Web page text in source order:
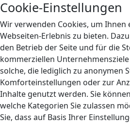
Cookie-Einstellungen
Wir verwenden Cookies, um Ihnen
Webseiten-Erlebnis zu bieten.
den Betrieb der Seite und für die
kommerziellen
solche, die lediglich zu anonymen
Komforteinstellungen oder zur
Inhalte genutzt werden. Sie
welche Kategorien Sie zulassen
Sie, dass auf Basis Ihrer